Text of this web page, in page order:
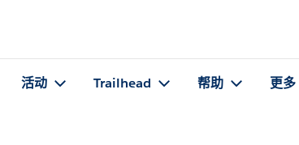
活动 Trailhead 帮助 更多